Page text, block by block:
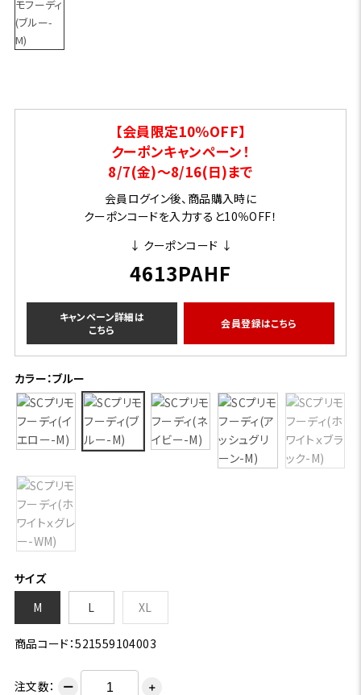
【会員限定10％OFF】
クーポンキャンペーン！
8/7(金)～8/16(日)まで
会員ログイン後、商品購入時に
クーポンコードを入力すると10％OFF！
↓ クーポンコード ↓
4613PAHF
キャンペーン詳細は
こちら
会員登録はこちら
カラー：ブルー
サイズ
M
L XL
商品コード：521559104003
注文数： ー ＋